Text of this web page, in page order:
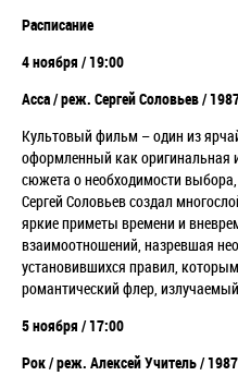
Расписание
4 ноября / 19:00
Асса / реж. Сергей Соловьев /
Культовый фильм –один из
оформленный как оригинальная
сюжета о необходимости
Сергей Соловьев создал
яркие приметы времени и
взаимоотношений, назревшая
установившихся правил,
романтический флер,
5 ноября /17:00
Рок /реж. Алексей Учитель /